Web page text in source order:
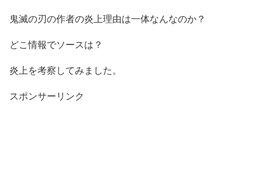
鬼滅の刃の作者の炎上理由は一体なんなのか？
どこ情報でソースは？
炎上を考察してみました。
スポンサーリンク